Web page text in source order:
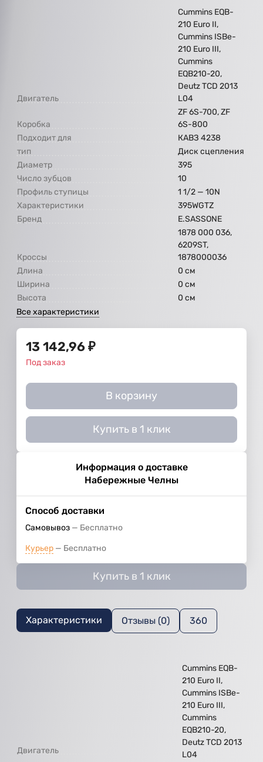
Двигатель
Cummins EQB-
210 Euro II,
Cummins ISBe-
210 Euro III,
Cummins
EQB210-20,
Deutz TCD 2013
L04
Коробка
ZF 6S-700, ZF
6S-800
Подходит для
КАВЗ 4238
тип
Диск сцепления
Диаметр
395
Число зубцов
10
Профиль ступицы
1 1/2 — 10N
Характеристики
395WGTZ
Бренд
E.SASSONE
Кроссы
1878 000 036,
6209ST,
1878000036
Длина
0 см
Ширина
0 см
Высота
0 см
Все характеристики
13 142,96 ₽
Под заказ
В корзину
Купить в 1 клик
Информация о доставке
Набережные Челны
Способ доставки
Самовывоз Бесплатно
Курьер Бесплатно
Купить в 1 клик
Характеристики Отзывы (0) 360
Двигатель
Cummins EQB-
210 Euro II,
Cummins ISBe-
210 Euro III,
Cummins
EQB210-20,
Deutz TCD 2013
L04